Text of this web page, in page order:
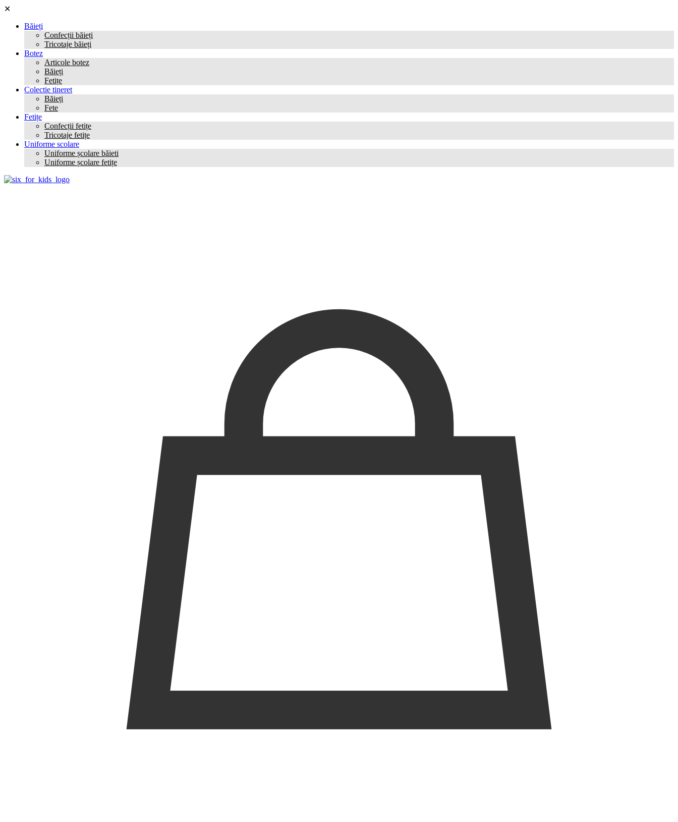
✕
Băieți
Confecții băieți
Tricotaje băieți
Botez
Articole botez
Băieți
Fetițe
Colectie tineret
Băieți
Fete
Fetițe
Confecții fetițe
Tricotaje fetițe
Uniforme scolare
Uniforme școlare băieti
Uniforme școlare fetițe